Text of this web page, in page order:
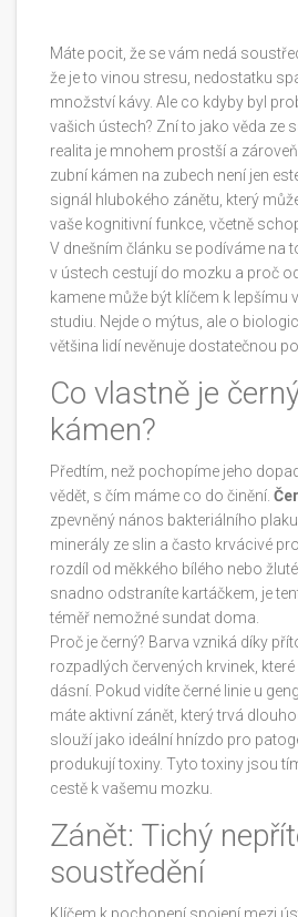
Máte pocit, že se vám nedá
že je to vinou stresu, nedostatku
množství kávy. Ale co kdyby byl
vašich ústech? Zní to jako věda ze
realita je mnohem prostší a
zubní kámen na zubech není jen
signál hlubokého zánětu, který
vaše kognitivní funkce, včetně
V dnešním článku se podíváme na
v ústech cestují do mozku a proč
kamene může být klíčem k lepšímu
studiu. Nejde o mýtus, ale o
většina lidí nevěnuje dostatečnou
Co vlastně je
kámen?
Předtím, než pochopíme jeho
vědět, s čím máme co do činění.
zpevněný nános bakteriálního
minerály ze slin a často krvácivé
rozdíl od měkkého bílého nebo
snadno odstraníte kartáčkem, je
téměř nemožné sundat doma.
Proč je černý? Barva vzniká díky
rozpadlých červených krvinek,
dásní. Pokud vidíte černé linie u
máte aktivní zánět, který trvá
slouží jako ideální hnízdo pro
produkují toxiny. Tyto toxiny jsou
cestě k vašemu mozku.
Zánět: Tichý
soustředění